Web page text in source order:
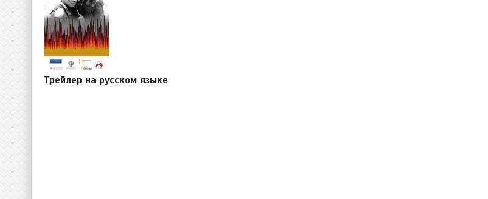
Трейлер на русском языке